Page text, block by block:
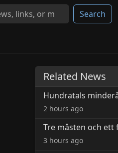
Search
Related News
Hundratals
2 hours ago
Tre måsten och ett
3 hours ago